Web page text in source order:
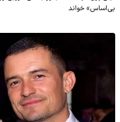
بی‌اساس» خواند